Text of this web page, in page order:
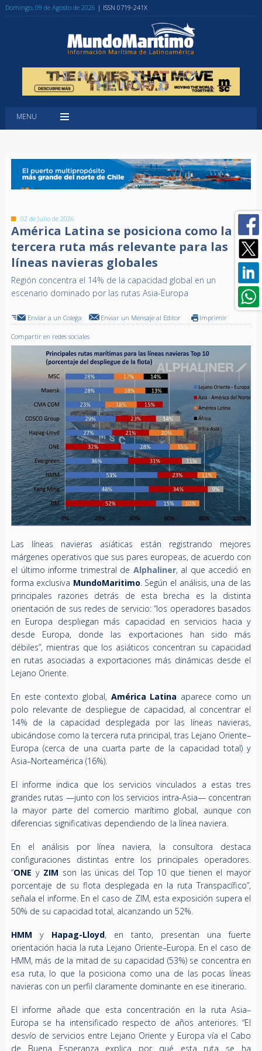
Domingo, 09 de Agosto de 2026 | ISSN 0719-241X
MENU
02 de Julio de 2026
América Latina se posiciona como la
tercera ruta más relevante para las
líneas navieras globales
Región concentra el 14% de la capacidad global en un
escenario dominado por las rutas Asia-Europa
Enviar a un Colega Enviar un Mensaje al Editor Imprimir
Compartir en redes sociales
Las líneas navieras asiáticas están registrando mejores
márgenes operativos que sus pares europeas, de acuerdo con
el último informe trimestral de Alphaliner, al que accedió en
forma exclusiva MundoMaritimo. Según el análisis, una de las
principales razones detrás de esta brecha es la distinta
orientación de sus redes de servicio: “los operadores basados
en Europa despliegan más capacidad en servicios hacia y
desde Europa, donde las exportaciones han sido más
débiles”, mientras que los asiáticos concentran su capacidad
en rutas asociadas a exportaciones más dinámicas desde el
Lejano Oriente.
En este contexto global, América Latina aparece como un
polo relevante de despliegue de capacidad, al concentrar el
14% de la capacidad desplegada por las líneas navieras,
ubicándose como la tercera ruta principal, tras Lejano Oriente–
Europa (cerca de una cuarta parte de la capacidad total) y
Asia–Norteamérica (16%).
El informe indica que los servicios vinculados a estas tres
grandes rutas —junto con los servicios intra-Asia— concentran
la mayor parte del comercio marítimo global, aunque con
diferencias significativas dependiendo de la línea naviera.
En el análisis por línea naviera, la consultora destaca
configuraciones distintas entre los principales operadores.
“ONE y ZIM son las únicas del Top 10 que tienen el mayor
porcentaje de su flota desplegada en la ruta Transpacífico”,
señala el informe. En el caso de ZIM, esta exposición supera el
50% de su capacidad total, alcanzando un 52%.
HMM y Hapag-Lloyd, en tanto, presentan una fuerte
orientación hacia la ruta Lejano Oriente–Europa. En el caso de
HMM, más de la mitad de su capacidad (53%) se concentra en
esa ruta, lo que la posiciona como una de las pocas líneas
navieras con un perfil claramente dominante en ese itinerario.
El informe añade que esta concentración en la ruta Asia–
Europa se ha intensificado respecto de años anteriores. “El
desvío de servicios entre Lejano Oriente y Europa vía el Cabo
de Buena Esperanza explica por qué esta ruta se ha